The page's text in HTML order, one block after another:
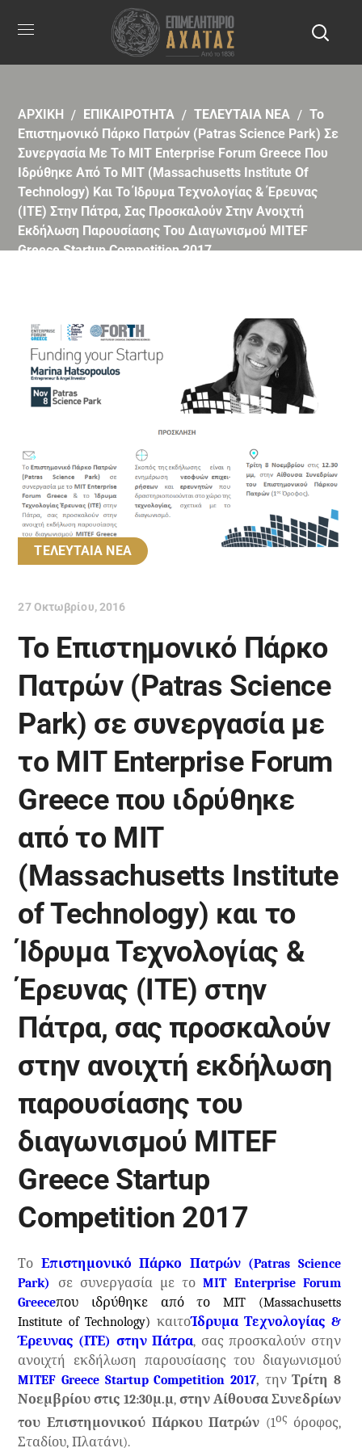
ΑΡΧΙΚΗ ΕΠΙΚΑΙΡΟΤΗΤΑ ΤΕΛΕΥΤΑΙΑ ΝΕΑ
Το
Επιστημονικό Πάρκο Πατρών (Patras Science Park) Σε
Συνεργασία Με Το MIT Enterprise Forum Greece Που
Ιδρύθηκε Από Το MIT (Massachusetts Institute Of
Technology) Και Το Ίδρυμα Τεχνολογίας & Έρευνας
(ΙΤΕ) Στην Πάτρα, Σας Προσκαλούν Στην Ανοιχτή
Εκδήλωση Παρουσίασης Του Διαγωνισμού MITEF
Greece Startup Competition 2017
ΤΕΛΕΥΤΑΙΑ ΝΕΑ
27 Οκτωβρίου, 2016
Το Επιστημονικό Πάρκο
Πατρών (Patras Science
Park) σε συνεργασία με
το MIT Enterprise Forum
Greece που ιδρύθηκε
από το MIT
(Massachusetts Institute
of Technology) και το
Ίδρυμα Τεχνολογίας &
Έρευνας (ΙΤΕ) στην
Πάτρα, σας προσκαλούν
στην ανοιχτή εκδήλωση
παρουσίασης του
διαγωνισμού MITEF
Greece Startup
Competition 2017
Το Επιστημονικό Πάρκο Πατρών (Patras Science
Park) σε συνεργασία με τοMIT Enterprise Forum
Greeceπου ιδρύθηκε από τοMIT (Massachusetts
Institute of Technology) καιτοΊδρυμα Τεχνολογίας &
Έρευνας (ΙΤΕ) στην Πάτρα, σας προσκαλούν στην
ανοιχτή εκδήλωση παρουσίασης του διαγωνισμού
MITEF Greece Startup Competition 2017, τηνΤρίτη 8
Νοεμβρίου στις 12:30μ.μ, στην Αίθουσα Συνεδρίων
του Επιστημονικού Πάρκου Πατρών (1ος όροφος,
Σταδίου, Πλατάνι).